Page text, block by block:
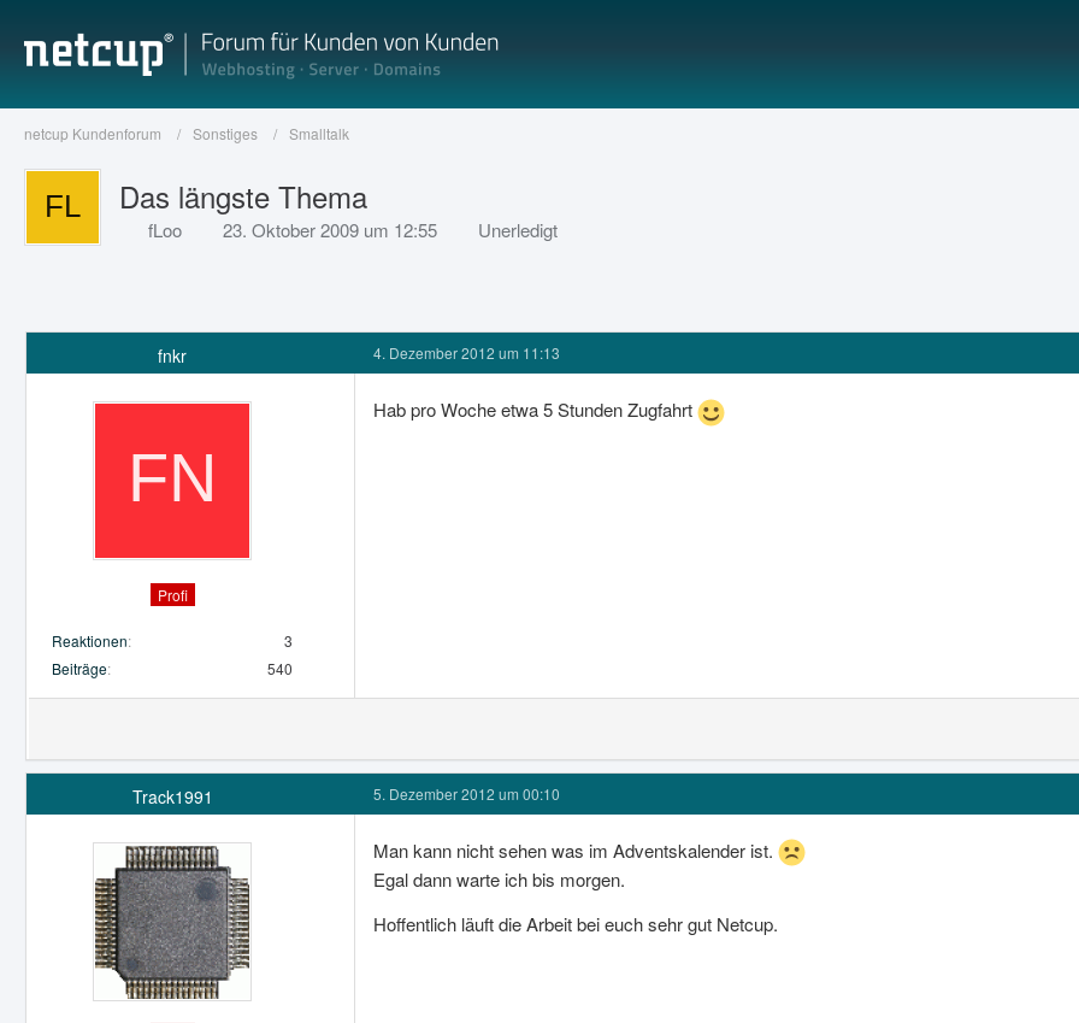
netcup Kundenforum Sonstiges Smalltalk
Das längste Thema
fLoo 23. Oktober 2009 um 12:55 Unerledigt
fnkr
Profi
Reaktionen
3
Beiträge
540
4. Dezember 2012 um 11:13
Hab pro Woche etwa 5 Stunden Zugfahrt
Track1991 5. Dezember 2012 um 00:10
Man kann nicht sehen was im Adventskalender ist.
Egal dann warte ich bis morgen.
Hoffentlich läuft die Arbeit bei euch sehr gut Netcup.